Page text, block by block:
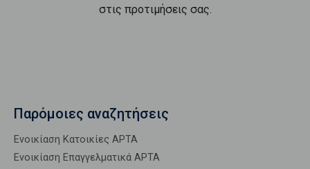
στις προτιμήσεις σας.
Παρόμοιες αναζητήσεις
Ενοικίαση Κατοικίες ΑΡΤΑ
Ενοικίαση Επαγγελματικά ΑΡΤΑ